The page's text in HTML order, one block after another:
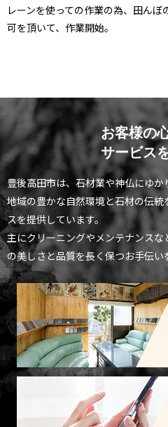
レーンを使っての作業の為、田ん
可を頂いて、作業開始。
お客様の
サービス
豊後高田市は、石材業や神仏にゆか
地域の豊かな自然環境と石材の伝
スを提供しています。
主にクリーニングやメンテナンス
の美しさと品質を長く保つお手伝い